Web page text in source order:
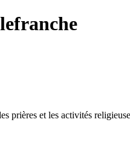
prières et les activités